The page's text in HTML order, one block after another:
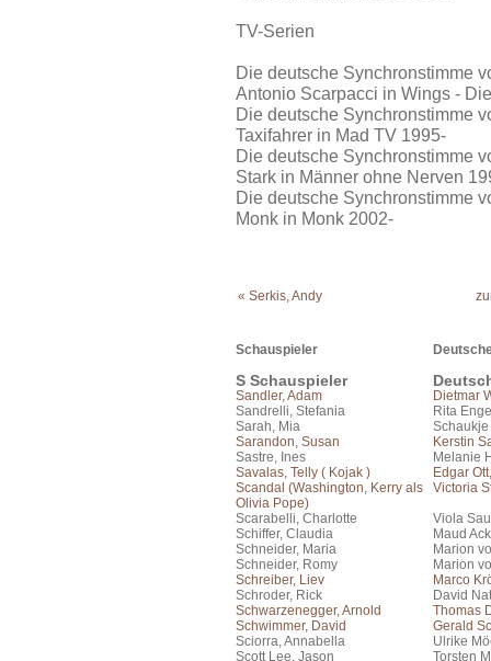
TV-Serien
Die deutsche Synchronstimme
Antonio Scarpacci in Wings -
Die deutsche Synchronstimme
Taxifahrer in Mad TV 1995-
Die deutsche Synchronstimme
Stark in Männer ohne Nerven
Die deutsche Synchronstimme
Monk in Monk 2002-
« Serkis, Andy
Schauspieler
S Schauspieler
Sandler, Adam
Dietmar
Sandrelli, Stefania
Rita
Sarah, Mia
Sarandon, Susan
Kerstin
Sastre, Ines
Melanie
Savalas, Telly ( Kojak )
Edgar
Scandal (Washington, Kerry als
Olivia Pope)
Victoria
Scarabelli, Charlotte
Viola
Schiffer, Claudia
Maud
Schneider, Maria
Marion
Schneider, Romy
Marion
Schreiber, Liev
Marco
Schroder, Rick
David
Schwarzenegger, Arnold
Thomas
Schwimmer, David
Gerald
Sciorra, Annabella
Ulrike
Scott Lee, Jason
Torsten